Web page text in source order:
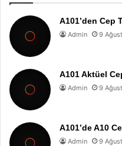
A101’den Cep
Admin 9
A101 Aktüel
Admin 9
A101’de A10
Admin 9